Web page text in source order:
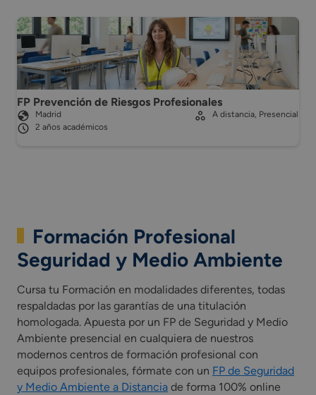
FP Prevención de Riesgos Profesionales
Madrid
2 años académicos
A distancia, Presencial
Formación Profesional
Seguridad y Medio Ambiente
Cursa tu Formación en modalidades diferentes, todas
respaldadas por las garantías de una titulación
homologada. Apuesta por un FP de Seguridad y Medio
Ambiente presencial en cualquiera de nuestros
modernos centros de formación profesional con
equipos profesionales, fórmate con un FP de Seguridad
y Medio Ambiente a Distancia de forma 100% online